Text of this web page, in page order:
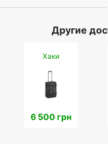
Другие
Хаки
6 500 грн